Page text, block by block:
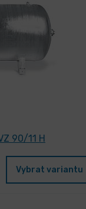
90/11 H
Vybrat variantu